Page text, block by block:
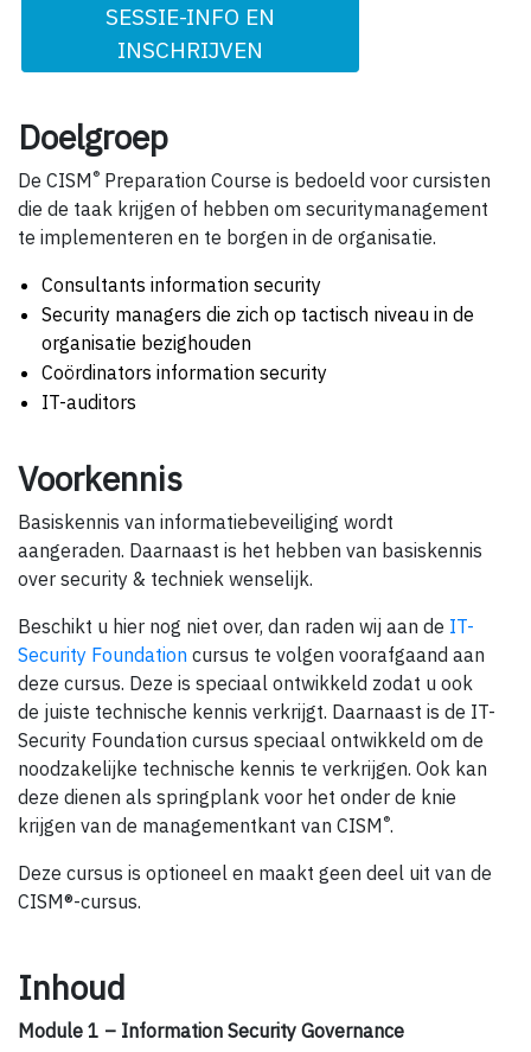
SESSIE-INFO EN
INSCHRIJVEN
Doelgroep
De CISM ® Preparation Course is bedoeld voor cursisten
die de taak krijgen of hebben om security­management
te implementeren en te borgen in de organisatie.
Consultants information security
Security managers die zich op tactisch niveau in de
organisatie bezighouden
Coördinators information security
IT-auditors
Voorkennis
Basiskennis van informatiebeveiliging wordt
aangeraden. Daarnaast is het hebben van basiskennis
over security & techniek wenselijk.
Beschikt u hier nog niet over, dan raden wij aan de IT-
Security Foundation cursus te volgen voorafgaand aan
deze cursus. Deze is speciaal ontwikkeld zodat u ook
de juiste technische kennis verkrijgt. Daarnaast is de IT-
Security Foundation cursus speciaal ontwikkeld om de
noodzakelijke technische kennis te verkrijgen. Ook kan
deze dienen als springplank voor het onder de knie
krijgen van de managementkant van CISM ®.
Deze cursus is optioneel en maakt geen deel uit van de
CISM®-cursus.
Inhoud
Module 1 – Information Security Governance